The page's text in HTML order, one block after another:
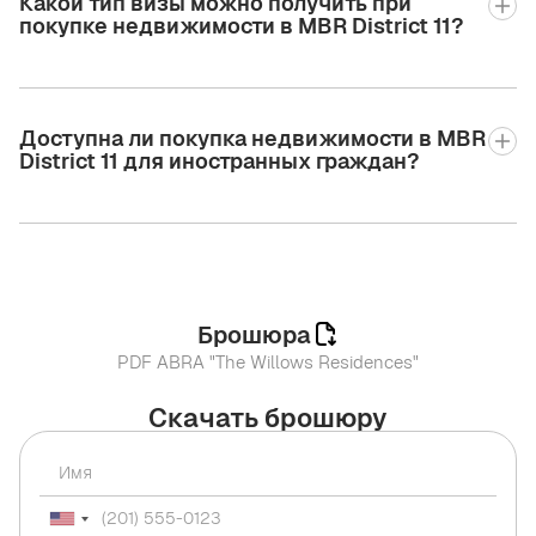
покупке недвижимости в MBR District 11?
Доступна ли покупка недвижимости в MBR
District 11 для иностранных граждан?
Скачать брошюру
Брошюра
PDF ABRA "The Willows Residences"